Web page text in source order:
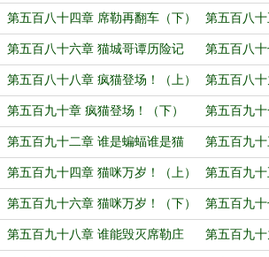
第五百八十四章 席勒再翻车（下） 第五百八
（上）
第五百八十六章 猫城哥谭历险记
（中）
第五百八
（下）
第五百八十八章 疯猫登场！（上） 第五百八十
第五百九十章 疯猫登场！（下） 第五百九
（上）
第五百九十二章 谁是蝙蝠谁是猫
（中）
第五百九
（下）
第五百九十四章 猫咪万岁！（上） 第五百九十
第五百九十六章 猫咪万岁！（下） 第五百九
园？（上）
第五百九十八章 谁能毁灭席勒庄 第五百九